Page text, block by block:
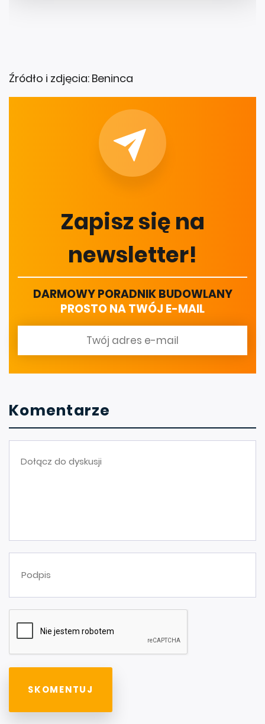
Źródło i zdjęcia: Beninca
Zapisz się na
newsletter!
DARMOWY PORADNIK BUDOWLANY
PROSTO NA TWÓJ E-MAIL
Komentarze